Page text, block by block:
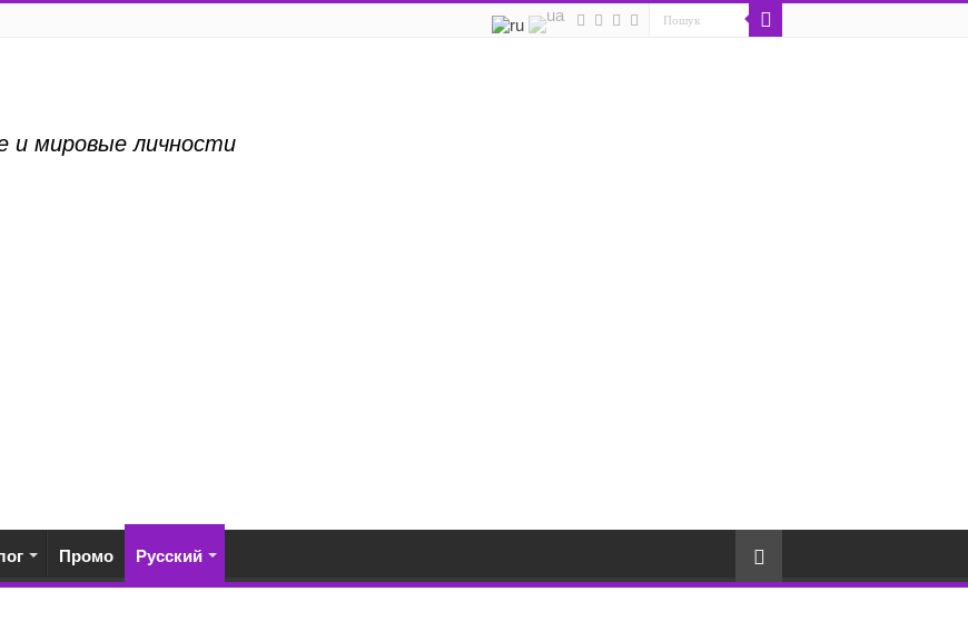
и мировые личности
Промо Русский